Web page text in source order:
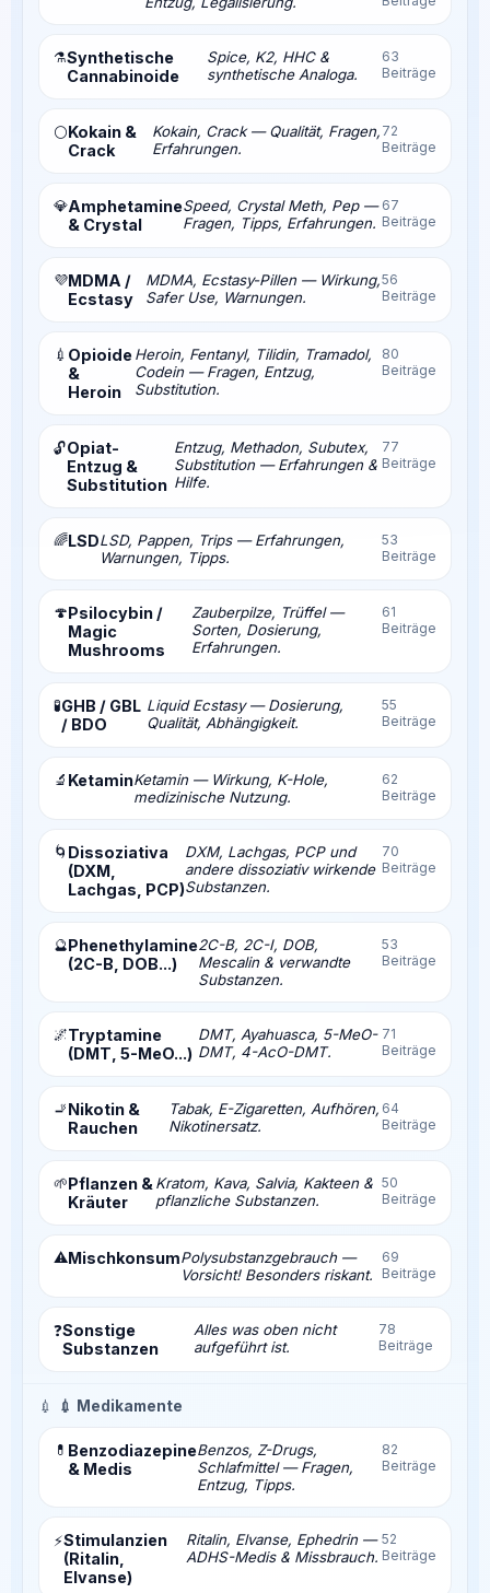
⚗️Synthetische
Cannabinoide
Spice, K2, HHC &
synthetische Analoga.
63
Beiträge
⚪Kokain &
Crack
Kokain, Crack — Qualität, Fragen,
Erfahrungen.
72
Beiträge
💎Amphetamine
& Crystal
Speed, Crystal Meth, Pep —
Fragen, Tipps, Erfahrungen.
67
Beiträge
💜MDMA /
Ecstasy
MDMA, Ecstasy-Pillen — Wirkung,
Safer Use, Warnungen.
56
Beiträge
💉 Opioide
&
Heroin
Heroin, Fentanyl, Tilidin, Tramadol,
Codein — Fragen, Entzug,
Substitution.
80
Beiträge
🔓Opiat-
Entzug &
Substitution
Entzug, Methadon, Subutex,
Substitution — Erfahrungen &
Hilfe.
77
Beiträge
🌈LSDLSD, Pappen, Trips — Erfahrungen,
Warnungen, Tipps.
53
Beiträge
🍄Psilocybin /
Magic
Mushrooms
Zauberpilze, Trüffel —
Sorten, Dosierung,
Erfahrungen.
61
Beiträge
🧪GHB / GBL
/ BDO
Liquid Ecstasy — Dosierung,
Qualität, Abhängigkeit.
55
Beiträge
🔬 KetaminKetamin — Wirkung, K-Hole,
medizinische Nutzung.
62
Beiträge
🌀 Dissoziativa
(DXM,
Lachgas, PCP)
DXM, Lachgas, PCP und
andere dissoziativ wirkende
Substanzen.
70
Beiträge
🔮Phenethylamine
(2C-B, DOB...)
2C-B, 2C-I, DOB,
Mescalin & verwandte
Substanzen.
53
Beiträge
🌌Tryptamine
(DMT, 5-MeO...)
DMT, Ayahuasca, 5-MeO-
DMT, 4-AcO-DMT.
71
Beiträge
🚬Nikotin &
Rauchen
Tabak, E-Zigaretten, Aufhören,
Nikotinersatz.
64
Beiträge
🌱Pflanzen &
Kräuter
Kratom, Kava, Salvia, Kakteen &
pflanzliche Substanzen.
50
Beiträge
⚠️MischkonsumPolysubstanzgebrauch —
Vorsicht! Besonders riskant.
69
Beiträge
❓Sonstige
Substanzen
Alles was oben nicht
aufgeführt ist.
78
Beiträge
💉 💉 Medikamente
💊 Benzodiazepine
& Medis
Benzos, Z-Drugs,
Schlafmittel — Fragen,
Entzug, Tipps.
82
Beiträge
⚡Stimulanzien
(Ritalin,
Elvanse)
Ritalin, Elvanse, Ephedrin —
ADHS-Medis & Missbrauch.
52
Beiträge